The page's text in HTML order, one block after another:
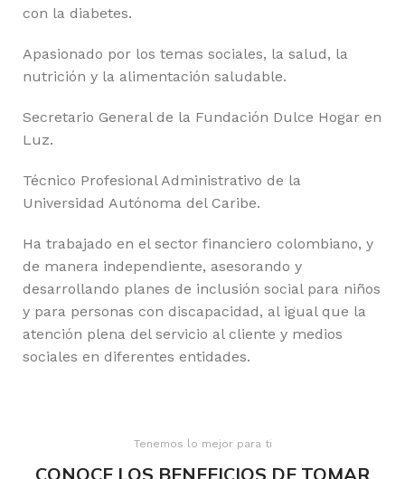
con la diabetes.
Apasionado por los temas sociales, la salud, la
nutrición y la alimentación saludable.
Secretario General de la Fundación Dulce Hogar en
Luz.
Técnico Profesional Administrativo de la
Universidad Autónoma del Caribe.
Ha trabajado en el sector financiero colombiano, y
de manera independiente, asesorando y
desarrollando planes de inclusión social para niños
y para personas con discapacidad, al igual que la
atención plena del servicio al cliente y medios
sociales en diferentes entidades.
Tenemos lo mejor para ti
CONOCE LOS BENEFICIOS DE TOMAR